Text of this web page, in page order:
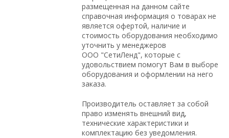
размещенная на данном сайте
справочная информация о товарах не
является офертой, наличие и
стоимость оборудования необходимо
уточнить у менеджеров
ООО "СетиЛенд", которые с
удовольствием помогут Вам в выборе
оборудования и оформлении на него
заказа.
Производитель оставляет за собой
право изменять внешний вид,
технические характеристики и
комплектацию без уведомления.